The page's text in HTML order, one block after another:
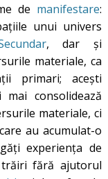
de manifestare:
unui univers
, dar și
materiale, ca
primari; acești
consolidează
materiale, ci
au acumulat-o
experiența de
fără ajutorul